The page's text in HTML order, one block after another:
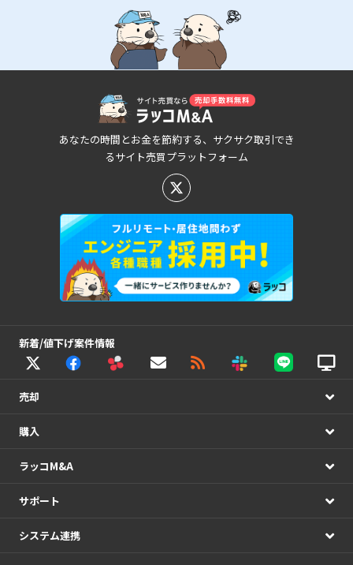
あなたの時間とお金を節約する、サクサク取引でき
るサイト売買プラットフォーム
新着/値下げ案件情報
売却
購入
ラッコM&A
サポート
システム連携